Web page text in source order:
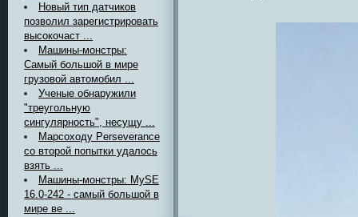
Новый тип датчиков
позволил зарегистрировать
высокочаст ...
Машины-монстры:
Самый большой в мире
грузовой автомобил ...
Ученые обнаружили
"треугольную
сингулярность", несущу ...
Марсоходу Perseverance
со второй попытки удалось
взять ...
Машины-монстры: MySE
16.0-242 - самый большой в
мире ве ...